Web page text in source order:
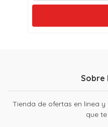
Sobre
Tienda de ofertas en linea
que